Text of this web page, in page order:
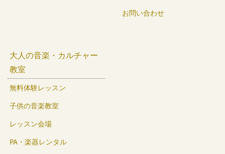
お問い合わせ
大人の音楽・カルチャー
教室
無料体験レッスン
子供の音楽教室
レッスン会場
PA・楽器レンタル